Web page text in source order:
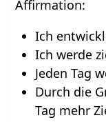
Affirmation:
Ich
Ich werde
Jeden Tag
Durch die
Tag mehr